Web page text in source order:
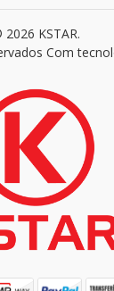
KSTAR.
Com